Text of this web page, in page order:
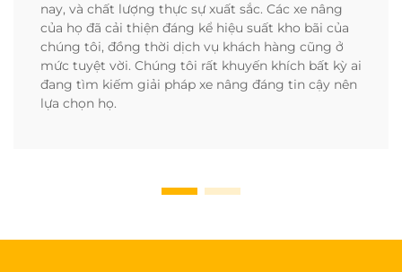
nay, và chất lượng thực sự xuất sắc. Các xe nâng
của họ đã cải thiện đáng kể hiệu suất kho bãi của
chúng tôi, đồng thời dịch vụ khách hàng cũng ở
mức tuyệt vời. Chúng tôi rất khuyến khích bất kỳ ai
đang tìm kiếm giải pháp xe nâng đáng tin cậy nên
lựa chọn họ.